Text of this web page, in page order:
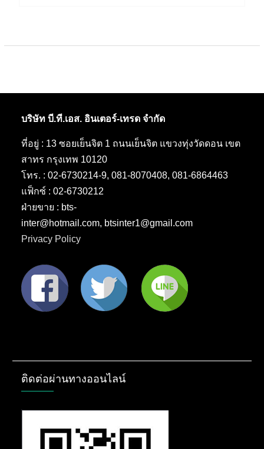
บริษัท บี.ที.เอส. อินเตอร์-เทรด จำกัด
ที่อยู่ : 13 ซอยเย็นจิต 1 ถนนเย็นจิต แขวงทุ่งวัดดอน เขต
สาทร กรุงเทพ 10120
โทร. : 02-6730214-9, 081-8070408, 081-6864463
แฟ็กซ์ : 02-6730212
ฝ่ายขาย : bts-
inter@hotmail.com, btsinter1@gmail.com
Privacy Policy
ติดต่อผ่านทางออนไลน์